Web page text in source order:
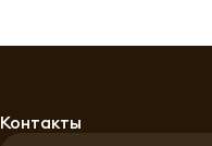
Контакты